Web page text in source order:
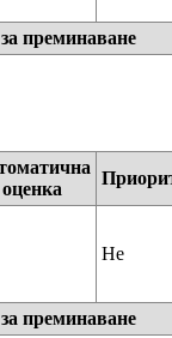
преминаване
оценка
Не
преминаване